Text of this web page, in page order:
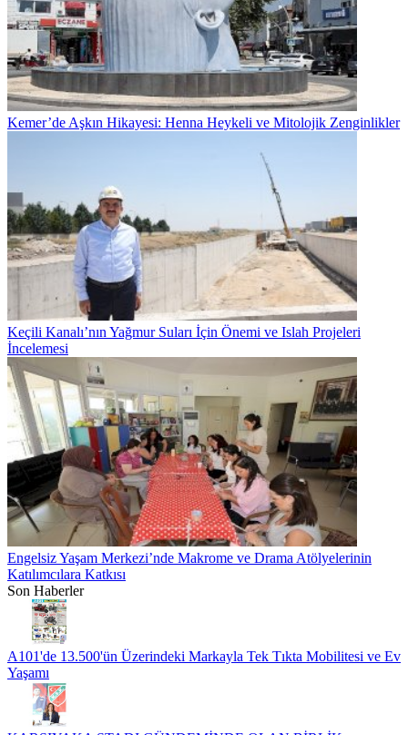
Kemer’de Aşkın Hikayesi: Henna Heykeli ve Mitolojik Zenginlikler
Keçili Kanalı’nın Yağmur Suları İçin Önemi ve Islah Projeleri
İncelemesi
Engelsiz Yaşam Merkezi’nde Makrome ve Drama Atölyelerinin
Katılımcılara Katkısı
Son Haberler
A101'de 13.500'ün Üzerindeki Markayla Tek Tıkta Mobilitesi ve Ev
Yaşamı